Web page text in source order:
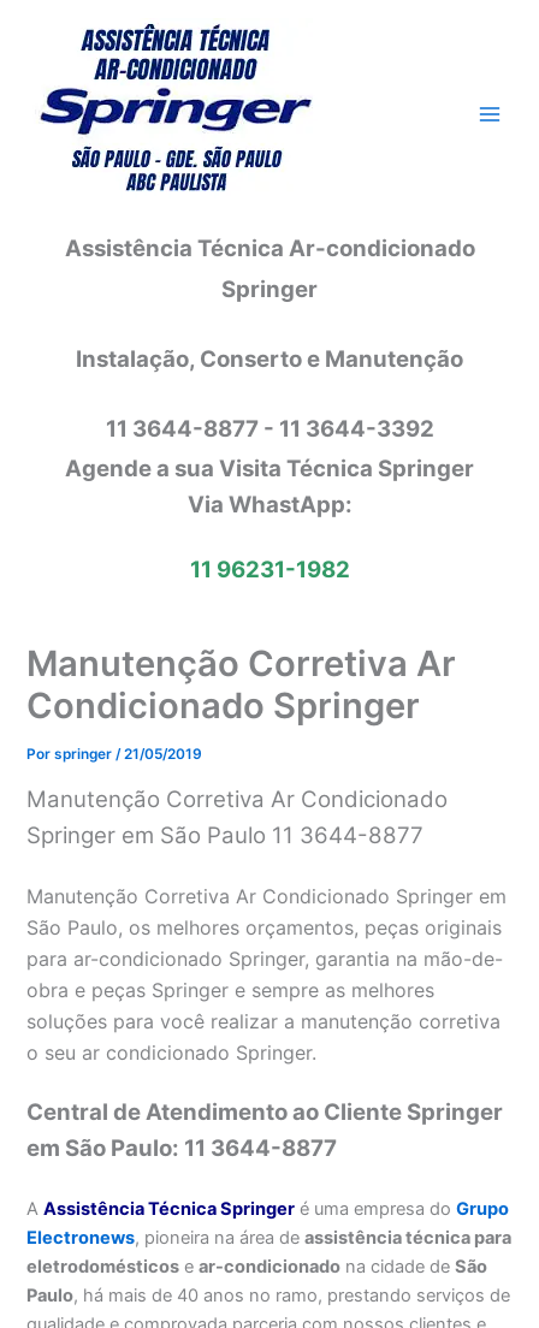
conteúdo
Assistência Técnica Ar-condicionado
Springer
Instalação, Conserto e Manutenção
11 3644-8877 - 11 3644-3392
Agende a sua Visita Técnica Springer
Via WhastApp:
11 96231-1982
Manutenção Corretiva Ar
Condicionado Springer
Porspringer /21/05/2019
Manutenção Corretiva Ar Condicionado
Springer em São Paulo 11 3644-8877
Manutenção Corretiva Ar Condicionado Springer em
São Paulo, os melhores orçamentos, peças originais
para ar-condicionado Springer, garantia na mão-de-
obra e peças Springer e sempre as melhores
soluções para você realizar a manutenção corretiva
o seu ar condicionado Springer.
Central de Atendimento ao Cliente Springer
em São Paulo: 11 3644-8877
AAssistência Técnica Springer é uma empresa doGrupo
Electronews, pioneira na área deassistência técnica para
eletrodomésticos ear-condicionado na cidade deSão
Paulo, há mais de 40 anos no ramo, prestando serviços de